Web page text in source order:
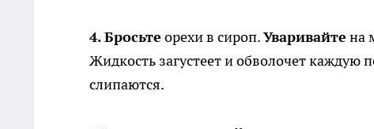
4. Бросьте орехи в сироп.Уваривайте на
Жидкость загустеет и обволочет каждую
слипаются.